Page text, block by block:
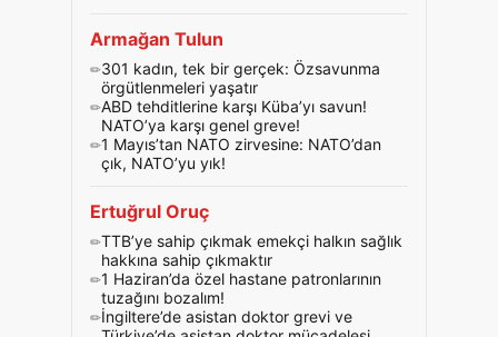
Armağan Tulun
301 kadın, tek bir gerçek: Özsavunma
örgütlenmeleri yaşatır
ABD tehditlerine karşı Küba’yı savun!
NATO’ya karşı genel greve!
1 Mayıs’tan NATO zirvesine: NATO’dan
çık, NATO’yu yık!
Ertuğrul Oruç
TTB’ye sahip çıkmak emekçi halkın sağlık
hakkına sahip çıkmaktır
1 Haziran’da özel hastane patronlarının
tuzağını bozalım!
İngiltere’de asistan doktor grevi ve